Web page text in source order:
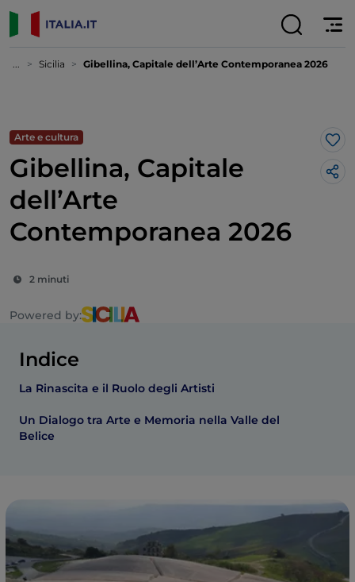
... Sicilia Gibellina, Capitale dell’Arte Contemporanea 2026
Arte e cultura
Gibellina, Capitale
dell’Arte
Contemporanea 2026
2 minuti
Powered by:
Indice
La Rinascita e il Ruolo degli Artisti
Un Dialogo tra Arte e Memoria nella Valle del
Belice